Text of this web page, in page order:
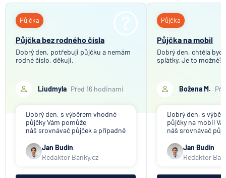
Výroční den pojištění
Pojištění schopnosti splácet
Dluhopis
Zajišťovací smlouva
klíčový je ale výhled inflace
Hypotéka
Partners Banka spouští
Když rozhoduje stres: nové
Půjčka
Půjčka bez rodného čísla
Dobrý den, potřebuji půjčku a nemám
rodné číslo, děkuji.
Liudmyla Před 16 hodinami
Dobrý den, s výběrem vhodné
půjčky Vám pomůže
náš srovnávač půjček a případně
půjček. Pro získání půjčky je
třeba mít dostatečný příjem,
lhůtě, mít čistý registr dlužník a
Jan Budín
Redaktor Banky.cz
Půjčka
Půjčka na mobil
Dobrý den, chtěla
splátky. Je to možné?
Božena M.
Dobrý den, s
půjčky na mobil
náš srovnávač
půjček. Pro získání
nákupu na
zkušební ani
Jan Budín
Redaktor